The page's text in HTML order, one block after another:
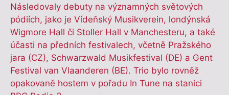
Následovaly debuty na významných světových
pódiích, jako je Vídeňský Musikverein, londýnská
Wigmore Hall či Stoller Hall v Manchesteru, a také
účasti na předních festivalech, včetně Pražského
jara (CZ), Schwarzwald Musikfestival (DE) a Gent
Festival van Vlaanderen (BE). Trio bylo rovněž
opakovaně hostem v pořadu In Tune na stanici